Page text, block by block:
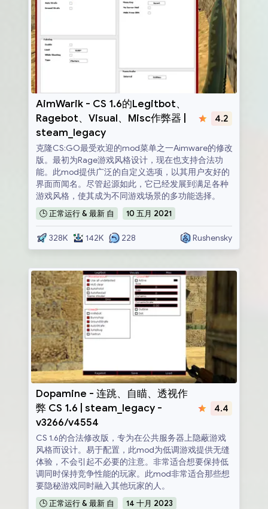
AimWarik
AimWarik - CS 1.6的Legitbot、
Ragebot、Visual、Misc作弊器 |
steam_legacy
4.2
克隆CS:GO最受欢迎的mod菜单之一Aimware的修改
版。最初为Rage游戏风格设计，现在也支持合法功
能。此mod提供广泛的自定义选项，以其用户友好的
界面而闻名。尽管起源如此，它已经发展到满足各种
游戏风格，使其成为不同游戏场景的多功能选择。
🕒正常运行 & 最新 自 10 五月 2021
328K 142K 228 Rushensky
Dopamine
Dopamine - 连跳、自瞄、透视作
弊 CS 1.6 | steam_legacy -
v3266/v4554
4.4
CS 1.6的合法修改版，专为在公共服务器上隐蔽游戏
风格而设计。易于配置，此mod为低调游戏提供无缝
体验，不会引起不必要的注意。非常适合想要保持低
调同时保持竞争性能的玩家。此mod非常适合那些想
要隐秘游戏同时融入其他玩家的人。
🕒正常运行 & 最新 自 14 十月 2023